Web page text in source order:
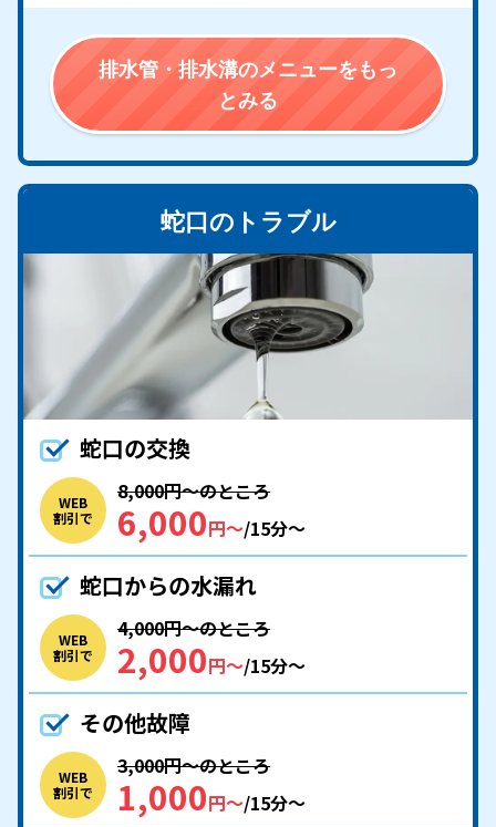
排水管・排水溝のメニューをもっ
とみる
蛇口のトラブル
蛇口の交換
WEB
割引で
8,000円〜のところ
6,000円〜/15分〜
蛇口からの水漏れ
WEB
割引で
4,000円〜のところ
2,000円〜/15分〜
その他故障
WEB
割引で
3,000円〜のところ
1,000円〜/15分〜